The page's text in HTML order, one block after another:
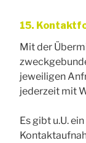
15.
Mit der
jeweiligen
jederzeit mit
Es gibt u.U.